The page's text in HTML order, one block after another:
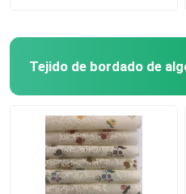
Tejido de bordado de